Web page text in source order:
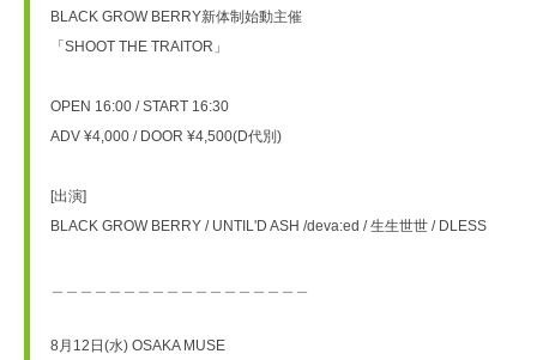
BLACK GROW BERRY新体制始動主催
「SHOOT THE TRAITOR」
OPEN 16:00 / START 16:30
ADV ¥4,000 / DOOR ¥4,500(D代別)
[出演]
BLACK GROW BERRY / UNTIL'D ASH /deva:ed / 生生世世 / DLESS
8月12日(水) OSAKA MUSE